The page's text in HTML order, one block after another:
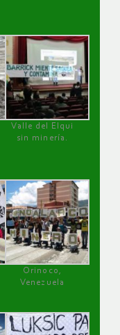
Valle del Elqui
sin minería.
Orinoco,
Venezuela